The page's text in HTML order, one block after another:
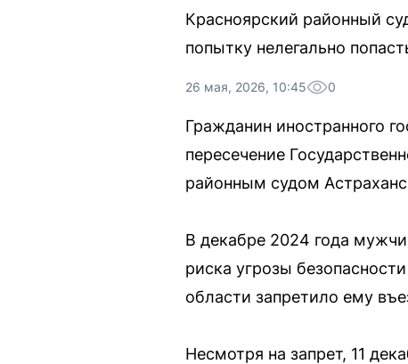
Красноярский районный
попытку нелегально
26 мая, 2026, 10:45 0
Гражданин иностранного
пересечение
районным судом
В декабре 2024 года
риска угрозы
области запретило ему
Несмотря на запрет, 11